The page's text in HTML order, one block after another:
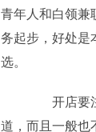
青年人和白领兼
务起步，好处是
选。
开店要注
道，而且一般也